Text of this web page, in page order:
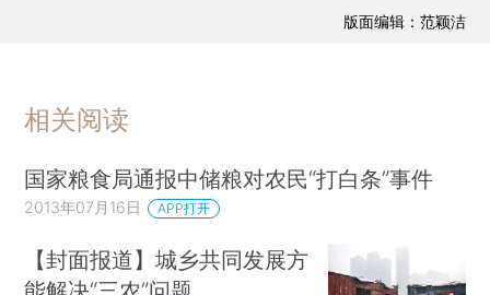
版面编辑：范颖洁
相关阅读
国家粮食局通报中储粮对农民“打白条”事件
2013年07月16日 APP打开
【封面报道】城乡共同发展方